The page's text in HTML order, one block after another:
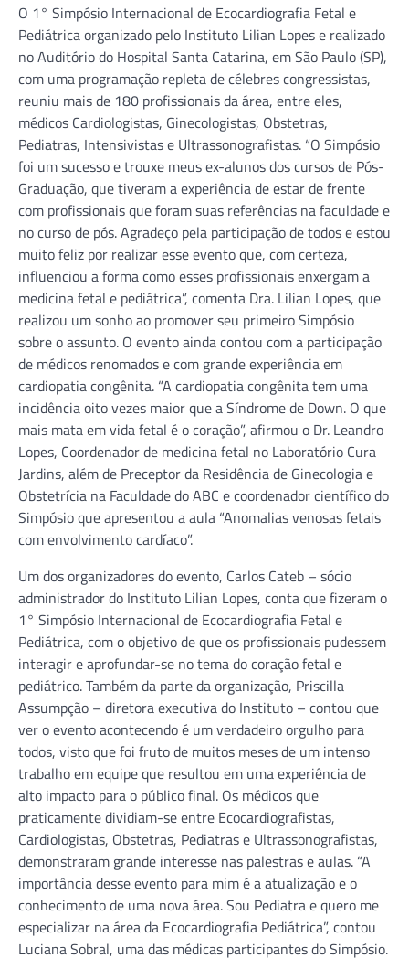
O 1° Simpósio Internacional de Ecocardiografia Fetal e
Pediátrica organizado pelo Instituto Lilian Lopes e realizado
no Auditório do Hospital Santa Catarina, em São Paulo (SP),
com uma programação repleta de célebres congressistas,
reuniu mais de 180 profissionais da área, entre eles,
médicos Cardiologistas, Ginecologistas, Obstetras,
Pediatras, Intensivistas e Ultrassonografistas. “O Simpósio
foi um sucesso e trouxe meus ex-alunos dos cursos de Pós-
Graduação, que tiveram a experiência de estar de frente
com profissionais que foram suas referências na faculdade e
no curso de pós. Agradeço pela participação de todos e estou
muito feliz por realizar esse evento que, com certeza,
influenciou a forma como esses profissionais enxergam a
medicina fetal e pediátrica”, comenta Dra. Lilian Lopes, que
realizou um sonho ao promover seu primeiro Simpósio
sobre o assunto. O evento ainda contou com a participação
de médicos renomados e com grande experiência em
cardiopatia congênita. “A cardiopatia congênita tem uma
incidência oito vezes maior que a Síndrome de Down. O que
mais mata em vida fetal é o coração”, afirmou o Dr. Leandro
Lopes, Coordenador de medicina fetal no Laboratório Cura
Jardins, além de Preceptor da Residência de Ginecologia e
Obstetrícia na Faculdade do ABC e coordenador científico do
Simpósio que apresentou a aula “Anomalias venosas fetais
com envolvimento cardíaco”.
Um dos organizadores do evento, Carlos Cateb – sócio
administrador do Instituto Lilian Lopes, conta que fizeram o
1° Simpósio Internacional de Ecocardiografia Fetal e
Pediátrica, com o objetivo de que os profissionais pudessem
interagir e aprofundar-se no tema do coração fetal e
pediátrico. Também da parte da organização, Priscilla
Assumpção – diretora executiva do Instituto – contou que
ver o evento acontecendo é um verdadeiro orgulho para
todos, visto que foi fruto de muitos meses de um intenso
trabalho em equipe que resultou em uma experiência de
alto impacto para o público final. Os médicos que
praticamente dividiam-se entre Ecocardiografistas,
Cardiologistas, Obstetras, Pediatras e Ultrassonografistas,
demonstraram grande interesse nas palestras e aulas. “A
importância desse evento para mim é a atualização e o
conhecimento de uma nova área. Sou Pediatra e quero me
especializar na área da Ecocardiografia Pediátrica”, contou
Luciana Sobral, uma das médicas participantes do Simpósio.